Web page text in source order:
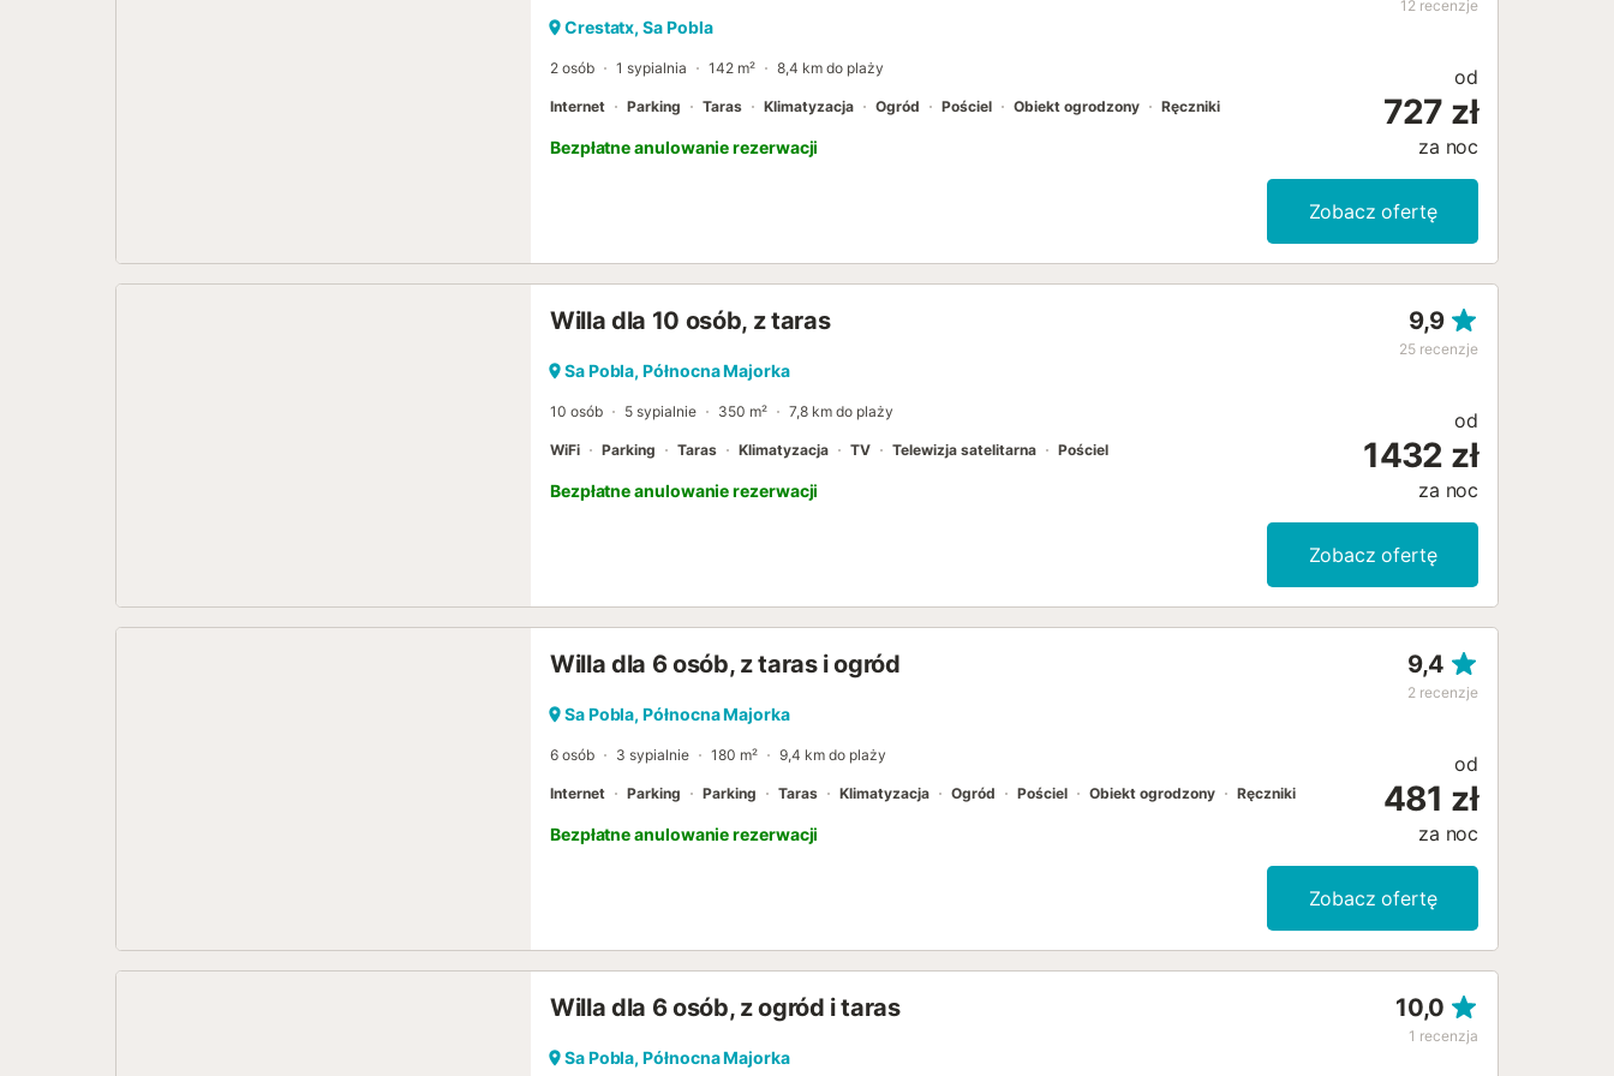
12 recenzje
Crestatx, Sa Pobla
2 osób 1 sypialnia 142 m² 8,4 km do plaży
Internet Parking Taras Klimatyzacja Ogród Pościel Obiekt ogrodzony Ręczniki
Bezpłatne anulowanie rezerwacji
od
727 zł
za noc
Zobacz ofertę
Willa dla 10 osób, z taras 9,9
25 recenzje
Sa Pobla, Północna Majorka
10 osób 5 sypialnie 350 m² 7,8 km do plaży
WiFi Parking Taras Klimatyzacja TV Telewizja satelitarna Pościel
Bezpłatne anulowanie rezerwacji
od
1432 zł
za noc
Zobacz ofertę
Willa dla 6 osób, z taras i ogród 9,4
2 recenzje
Sa Pobla, Północna Majorka
6 osób 3 sypialnie 180 m² 9,4 km do plaży
Internet Parking Parking Taras Klimatyzacja Ogród Pościel Obiekt ogrodzony Ręczniki
Bezpłatne anulowanie rezerwacji
od
481 zł
za noc
Zobacz ofertę
Willa dla 6 osób, z ogród i taras 10,0
1 recenzja
Sa Pobla, Północna Majorka